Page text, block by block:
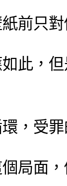
前只
此，
，受
局面